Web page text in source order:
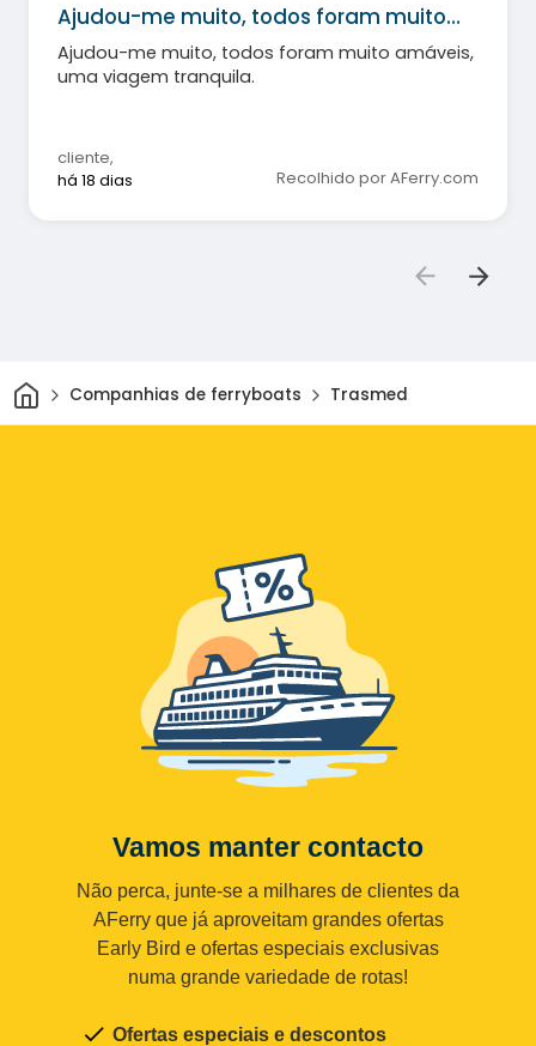
Ajudou-me muito, todos foram muito…
Ajudou-me muito, todos foram muito amáveis,
uma viagem tranquila.
cliente,
há 18 dias
Recolhido por AFerry.com
CasaCompanhias de ferryboats Trasmed
Vamos manter contacto
Não perca, junte-se a milhares de clientes da
AFerry que já aproveitam grandes ofertas
Early Bird e ofertas especiais exclusivas
numa grande variedade de rotas!
Ofertas especiais e descontos